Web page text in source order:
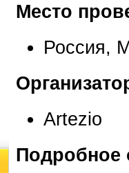
Место
Россия,
Artezio
Подробное